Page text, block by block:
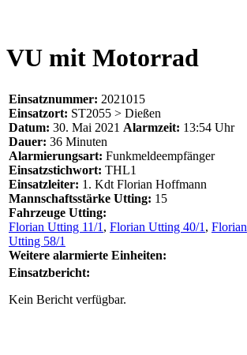
VU mit Motorrad
Einsatznummer: 2021015
Einsatzort: ST2055 > Dießen
Datum: 30. Mai 2021 Alarmzeit: 13:54 Uhr
Dauer: 36 Minuten
Alarmierungsart: Funkmeldeempfänger
Einsatzstichwort: THL1
Einsatzleiter: 1. Kdt Florian Hoffmann
Mannschaftsstärke Utting: 15
Fahrzeuge Utting:
Florian Utting 11/1 , Florian Utting 40/1 , Florian
Utting 58/1
Weitere alarmierte Einheiten:
Einsatzbericht:
Kein Bericht verfügbar.